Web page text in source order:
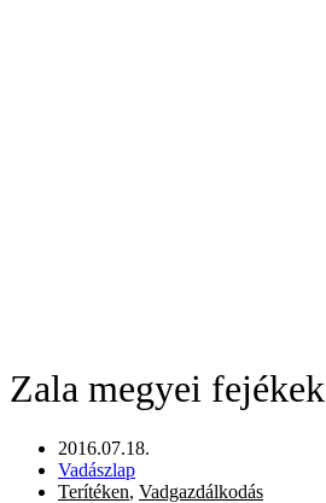
Zala megyei fejékek
2016.07.18.
Vadászlap
Terítéken, Vadgazdálkodás